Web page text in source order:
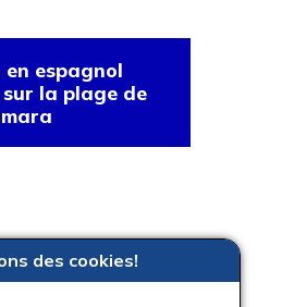
en espagnol
la plage de
des cookies!